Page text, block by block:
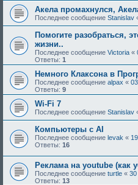
Акела промахнулся,
Последнее сообщение Stanislav
Помогите разобраться,
жизни..
Последнее сообщение Victoria «
Ответы: 1
Немного Клаксона в
Последнее сообщение alpax «
Ответы: 9
Wi-Fi 7
Последнее сообщение Stanislav
Компьютеры с AI
Последнее сообщение levak «
Ответы: 16
Реклама на youtube (как
Последнее сообщение turtle « 30
Ответы: 13